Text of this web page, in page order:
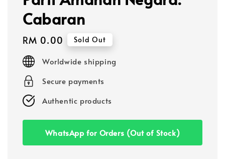
Cabaran
Regular
price
RM 0.00 Sold Out
Worldwide shipping
Secure payments
Authentic products
WhatsApp for Orders (Out of Stock)